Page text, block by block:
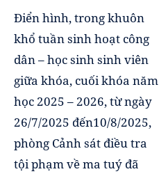
Điển hình, trong khuôn
khổ tuần sinh hoạt công
dân – học sinh sinh viên
giữa khóa, cuối khóa năm
học 2025 – 2026, từ ngày
26/7/2025 đến10/8/2025,
phòng Cảnh sát điều tra
tội phạm về ma tuý đã